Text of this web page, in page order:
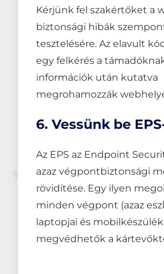
Kérjünk fel szakértőket a
biztonsági hibák
tesztelésére. Az elavult
egy felkérés a
információk után kutatva
megrohamozzák
6. Vessünk be
Az EPS az Endpoint
azaz végpontbiztonsági
rövidítése. Egy ilyen
minden végpont (azaz
laptopjai és
megvédhetők a